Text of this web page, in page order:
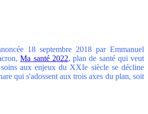
18 septembre 2018 par Emmanuel
Ma santé 2022, plan de santé qui veut
aux enjeux du XXIe siècle se décline
qui s'adossent aux trois axes du plan, soit